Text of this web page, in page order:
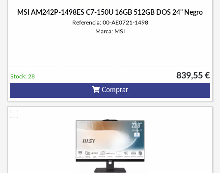
MSI AM242P-1498ES C7-150U 16GB 512GB DOS 24" Negro
Referencia: 00-AE0721-1498
Marca: MSI
839,55 €
Stock: 28
Comprar